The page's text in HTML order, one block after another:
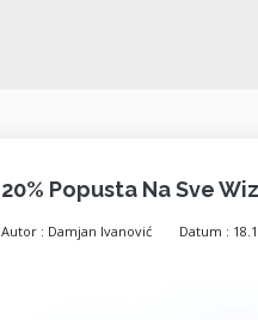
20% Popusta Na Sve
Autor : Damjan Ivanović Datum :